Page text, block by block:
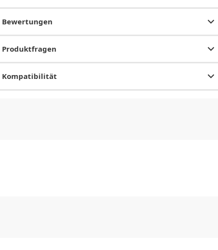
Bewertungen
Produktfragen
Kompatibilität